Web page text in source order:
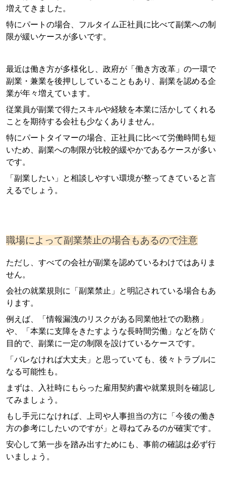
増えてきました。
特にパートの場合、フルタイム正社員に比べて副業への制
限が緩いケースが多いです。
最近は働き方が多様化し、政府が「働き方改革」の一環で
副業・兼業を後押ししていることもあり、副業を認める企
業が年々増えています。
従業員が副業で得たスキルや経験を本業に活かしてくれる
ことを期待する会社も少なくありません。
特にパートタイマーの場合、正社員に比べて労働時間も短
いため、副業への制限が比較的緩やかであるケースが多い
です。
「副業したい」と相談しやすい環境が整ってきていると言
えるでしょう。
職場によって副業禁止の場合もあるので注意
ただし、すべての会社が副業を認めているわけではありま
せん。
会社の就業規則に「副業禁止」と明記されている場合もあ
ります。
例えば、「情報漏洩のリスクがある同業他社での勤務」
や、「本業に支障をきたすような長時間労働」などを防ぐ
目的で、副業に一定の制限を設けているケースです。
「バレなければ大丈夫」と思っていても、後々トラブルに
なる可能性も。
まずは、入社時にもらった雇用契約書や就業規則を確認し
てみましょう。
もし手元になければ、上司や人事担当の方に「今後の働き
方の参考にしたいのですが」と尋ねてみるのが確実です。
安心して第一歩を踏み出すためにも、事前の確認は必ず行
いましょう。